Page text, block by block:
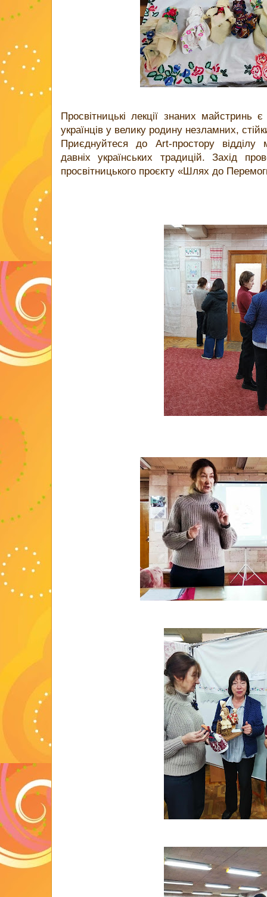
Просвітницькі лекції знаних майстринь
українців у велику родину незламних,
Приєднуйтеся до Art-простору відділу
давніх українських традицій. Захід
просвітницького проєкту «Шлях до